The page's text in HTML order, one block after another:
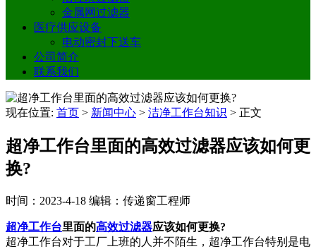
金属网过滤器
医疗供应设备
电动密封下送车
公司简介
联系我们
现在位置: 首页 > 新闻中心 > 洁净工作台知识 > 正文
超净工作台里面的高效过滤器应该如何更
换?
时间：2023-4-18 编辑：传递窗工程师
超净工作台里面的高效过滤器应该如何更换?
超净工作台对于工厂上班的人并不陌生，超净工作台特别是电